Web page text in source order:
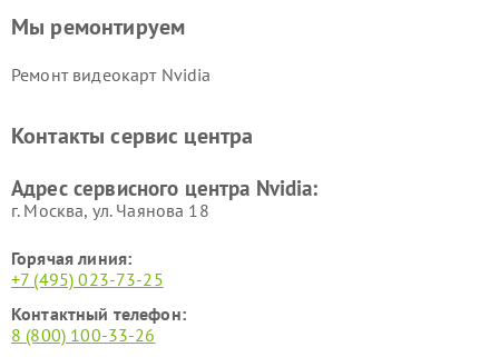
Мы ремонтируем
Ремонт видеокарт Nvidia
Контакты сервис центра
Адрес сервисного центра Nvidia:
г. Москва, ул. Чаянова 18
Горячая линия:
+7 (495) 023-73-25
Контактный телефон:
8 (800) 100-33-26